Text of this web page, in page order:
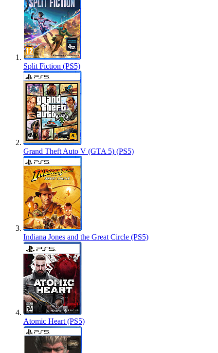
Split Fiction (PS5)
Grand Theft Auto V (GTA 5) (PS5)
Indiana Jones and the Great Circle (PS5)
Atomic Heart (PS5)